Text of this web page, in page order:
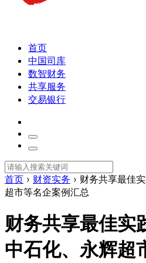
首页
中国司库
数智财务
共享服务
交易银行
首页 › 财资实务 › 财务共享最佳
超市等名企案例汇总
财务共享最佳实
中石化、永辉超